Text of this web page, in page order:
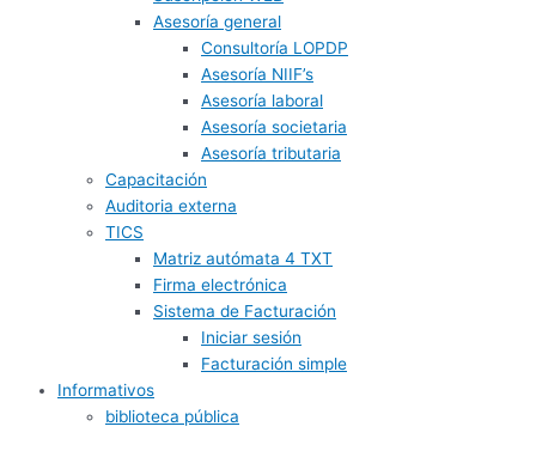
Asesoría general
Consultoría LOPDP
Asesoría NIIF’s
Asesoría laboral
Asesoría societaria
Asesoría tributaria
Capacitación
Auditoria externa
TICS
Matriz autómata 4 TXT
Firma electrónica
Sistema de Facturación
Iniciar sesión
Facturación simple
Informativos
biblioteca pública